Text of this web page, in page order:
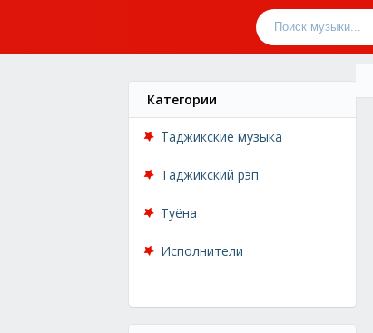
Категории
Таджикские музыка
Таджикский рэп
Туёна
Исполнители